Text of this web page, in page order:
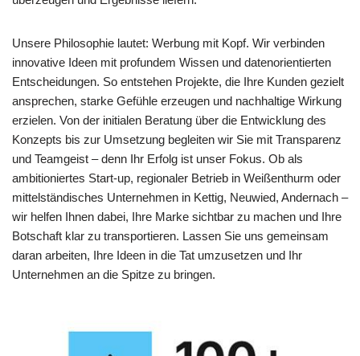
Unsere Philosophie lautet: Werbung mit Kopf. Wir verbinden
innovative Ideen mit profundem Wissen und datenorientierten
Entscheidungen. So entstehen Projekte, die Ihre Kunden gezielt
ansprechen, starke Gefühle erzeugen und nachhaltige Wirkung
erzielen. Von der initialen Beratung über die Entwicklung des
Konzepts bis zur Umsetzung begleiten wir Sie mit Transparenz
und Teamgeist – denn Ihr Erfolg ist unser Fokus. Ob als
ambitioniertes Start-up, regionaler Betrieb in Weißenthurm oder
mittelständisches Unternehmen in Kettig, Neuwied, Andernach –
wir helfen Ihnen dabei, Ihre Marke sichtbar zu machen und Ihre
Botschaft klar zu transportieren. Lassen Sie uns gemeinsam
daran arbeiten, Ihre Ideen in die Tat umzusetzen und Ihr
Unternehmen an die Spitze zu bringen.